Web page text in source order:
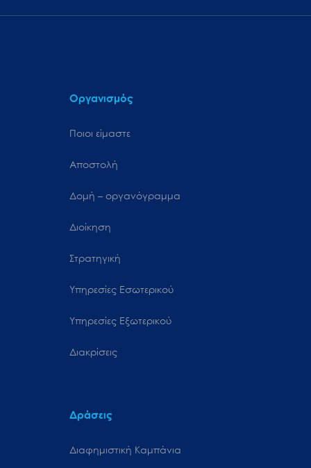
Οργανισμός
Ποιοι είμαστε
Αποστολή
Δομή – οργανόγραμμα
Διοίκηση
Στρατηγική
Υπηρεσίες Εσωτερικού
Υπηρεσίες Εξωτερικού
Διακρίσεις
Δράσεις
Διαφημιστική Καμπάνια